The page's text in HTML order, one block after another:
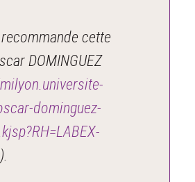
cette
DOMINGUEZ
dominguez-
).